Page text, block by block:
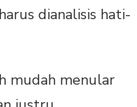
dianalisis hati-
mudah menular